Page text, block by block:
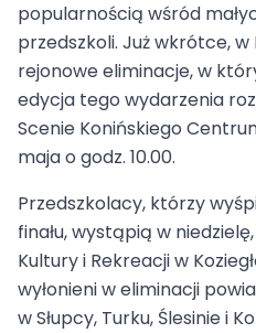
popularnością wśród
przedszkoli. Już wkrótce,
rejonowe eliminacje, w
edycja tego wydarzenia
Scenie Konińskiego
maja o godz. 10.00.
Przedszkolacy, którzy
finału, wystąpią w
Kultury i Rekreacji w
wyłonieni w eliminacji
w Słupcy, Turku, Ślesinie i